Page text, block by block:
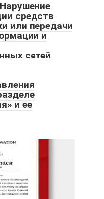
средств
или передачи
и
сетей
и ее